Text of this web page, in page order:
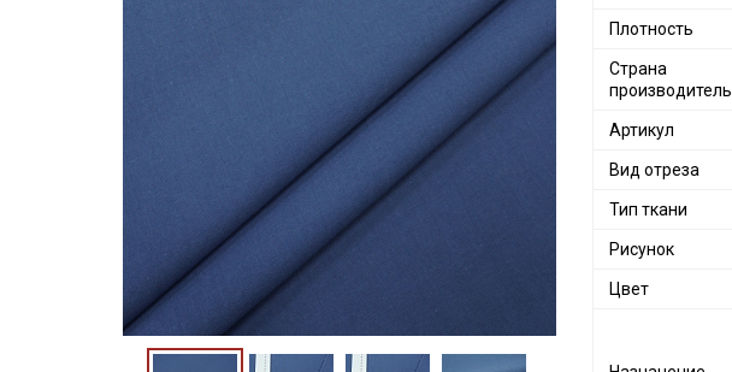
Плотность
Страна
производитель
Артикул
Вид отреза
Тип ткани
Рисунок
Цвет